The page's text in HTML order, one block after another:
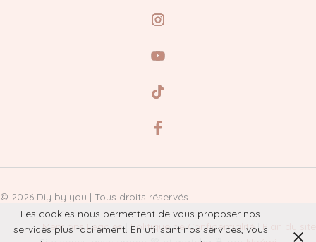
© 2026 Diy by you | Tous droits réservés.
Mentions Légales| Politique de Confidentialité|Plan du site
Les cookies nous permettent de vous proposer nos
services plus facilement. En utilisant nos services, vous